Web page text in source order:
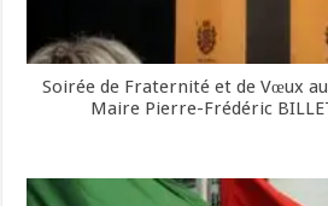
Soirée de Fraternité et de Vœux
Maire Pierre-Frédéric